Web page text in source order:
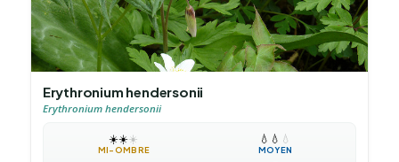
Erythronium hendersonii
Erythronium hendersonii
☀️☀️☀️
MI-OMBRE
💧 💧 💧
MOYEN